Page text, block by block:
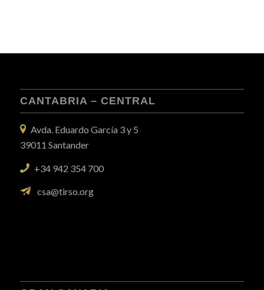
CANTABRIA – CENTRAL
Avda. Eduardo García 3 y 5
39011 Santander
+34 942 354 700
csa@tirso.org